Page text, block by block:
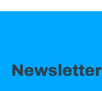
Newsletter